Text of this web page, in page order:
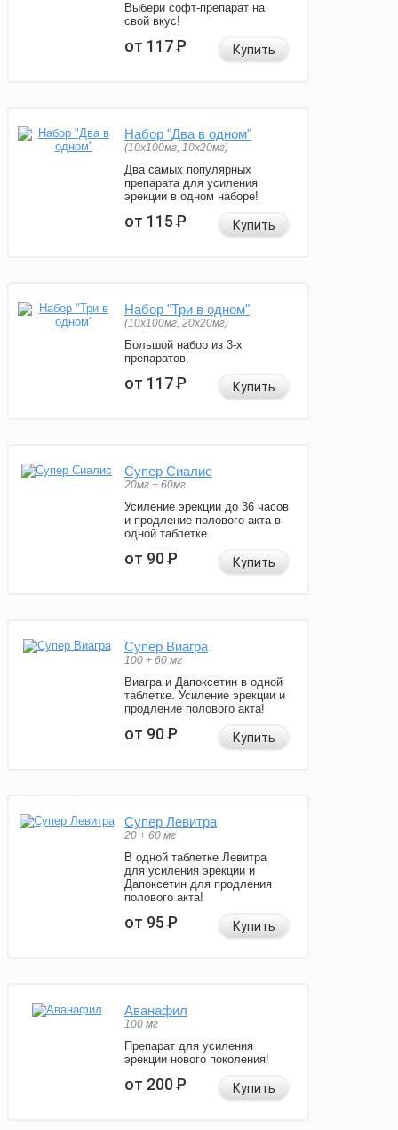
Выбери софт-препарат на
свой вкус!
от 117Р Купить
Набор "Два в одном"
(10x100мг, 10x20мг)
Два самых популярных
препарата для усиления
эрекции в одном наборе!
от 115Р Купить
Набор "Три в одном"
(10x100мг, 20x20мг)
Большой набор из 3-х
препаратов.
от 117Р Купить
Супер Сиалис
20мг + 60мг
Усиление эрекции до 36 часов
и продление полового акта в
одной таблетке.
от 90Р Купить
Супер Виагра
100 + 60 мг
Виагра и Дапоксетин в одной
таблетке. Усиление эрекции и
продление полового акта!
от 90Р Купить
Супер Левитра
20 + 60 мг
В одной таблетке Левитра
для усиления эрекции и
Дапоксетин для продления
полового акта!
от 95Р Купить
Аванафил
100 мг
Препарат для усиления
эрекции нового поколения!
от 200Р Купить